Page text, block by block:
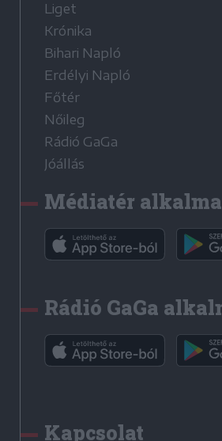
Liget
Krónika
Bihari Napló
Erdélyi Napló
Főtér
Nőileg
Rádió GaGa
Jóállás
Médiatér
Rádió GaGa
Kapcsolat